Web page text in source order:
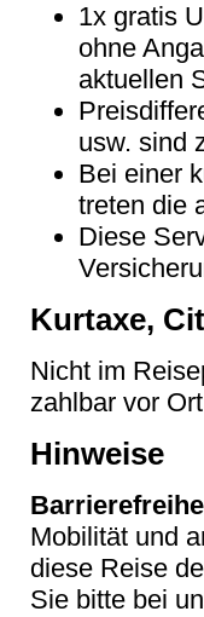
1x gratis
ohne
aktuellen
usw. sind
Bei einer
treten die
Diese
Kurtaxe,
Nicht im
zahlbar vor Ort
Hinweise
Mobilität und
diese Reise
Sie bitte bei